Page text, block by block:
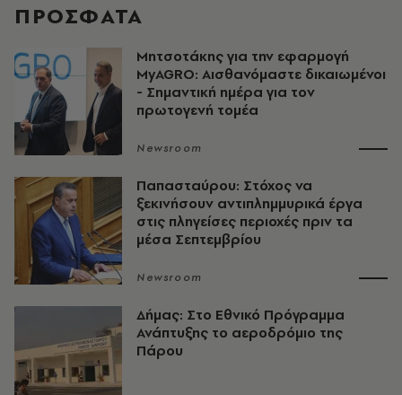
ΠΡΟΣΦΑΤΑ
Μητσοτάκης για την εφαρμογή
MyAGRO: Αισθανόμαστε δικαιωμένοι
- Σημαντική ημέρα για τον
πρωτογενή τομέα
Newsroom
Παπασταύρου: Στόχος να
ξεκινήσουν αντιπλημμυρικά έργα
στις πληγείσες περιοχές πριν τα
μέσα Σεπτεμβρίου
Newsroom
Δήμας: Στο Εθνικό Πρόγραμμα
Ανάπτυξης το αεροδρόμιο της
Πάρου